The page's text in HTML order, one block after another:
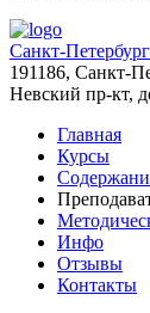
Санкт-
191186, Санкт-
Невский пр-кт,
Главная
Курсы
Инфо
Отзывы
Контакты